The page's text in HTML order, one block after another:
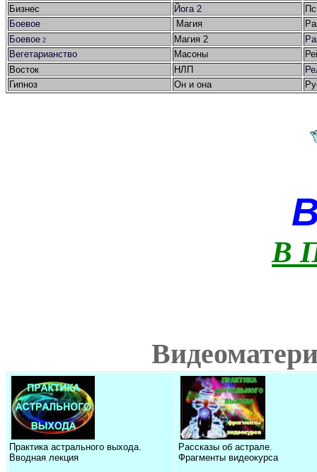
Бизнес
Йога 2
Боевое
Магия
Боевое 2 Магия 2
Вегетарианство
Масоны
Восток
НЛП
Гипноз
Он и она
В
Практика астрального выхода.
Вводная лекция
Рассказы об астрале.
Фрагменты видеокурса